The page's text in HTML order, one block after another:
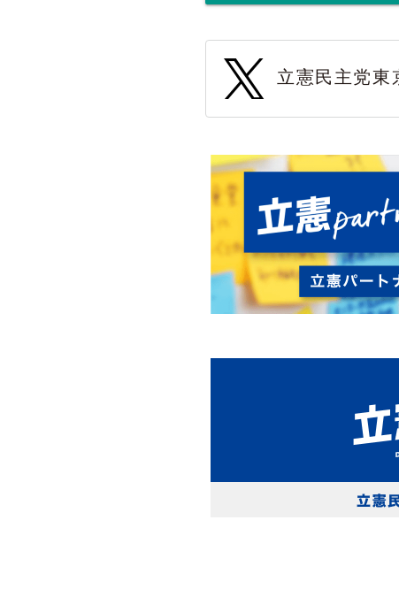
立憲民主党東